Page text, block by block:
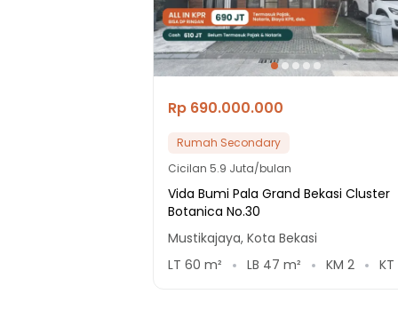
Rp 690.000.000
Rumah Secondary
Cicilan 5.9 Juta/bulan
Vida Bumi Pala Grand Bekasi Cluster
Botanica No.30
Mustikajaya, Kota Bekasi
LT 60 m² LB 47 m² KM 2 KT